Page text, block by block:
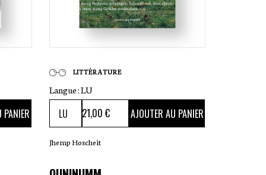
PANIER
LITTÉRATURE
Langue :LU
21,00 € AJOUTER AU PANIER
Jhemp Hoscheit